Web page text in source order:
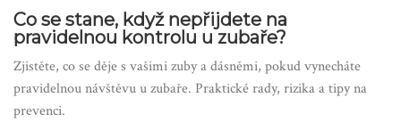
Co se stane, když nepřijdete na
pravidelnou kontrolu u zubaře?
Zjistěte, co se děje s vašimi zuby a dásněmi, pokud vynecháte
pravidelnou návštěvu u zubaře. Praktické rady, rizika a tipy na
prevenci.